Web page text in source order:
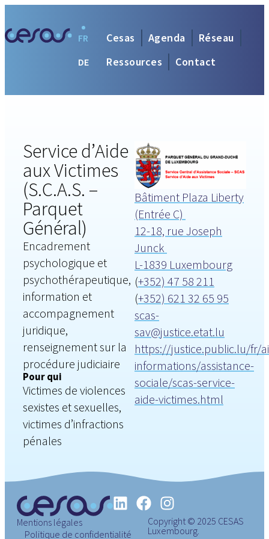
Cesas Agenda
Réseau
Ressources
Contact
FR
DE
Service d’Aide
aux Victimes
(S.C.A.S. –
Parquet
Général)
Encadrement
psychologique et
psychothérapeutique,
information et
accompagnement
juridique,
renseignement sur la
procédure judiciaire
Pour qui
Victimes de violences
sexistes et sexuelles,
victimes d’infractions
pénales
Bâtiment Plaza Liberty
(Entrée C)
12-18, rue Joseph
Junck
L-1839 Luxembourg
(+352) 47 58 211
(+352) 621 32 65 95
scas-
sav@justice.etat.lu
https://justice.public.lu/fr/
informations/assistance-
sociale/scas-service-
aide-victimes.html
Copyright © 2025 CESAS
Luxembourg.
Mentions légales
Politique de confidentialité